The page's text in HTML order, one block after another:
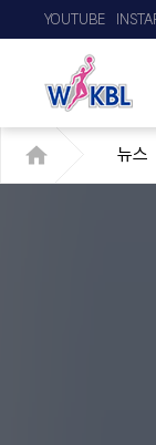
YOUTUBE
뉴스